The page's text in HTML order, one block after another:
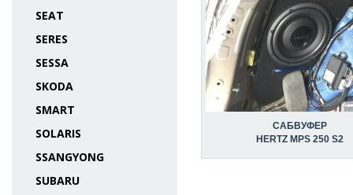
SEAT
SERES
SESSA
SKODA
SMART
SOLARIS
SSANGYONG
SUBARU
САБВУФЕР
HERTZ MPS 250 S2